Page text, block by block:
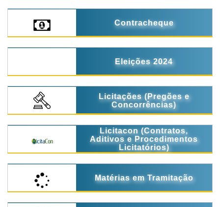
Contracheque
Eleições 2024
Licitações (Pregões e
Concorrências)
Licitacon (Contratos,
Aditivos e Procedimentos
Licitatórios)
Matérias em Tramitação